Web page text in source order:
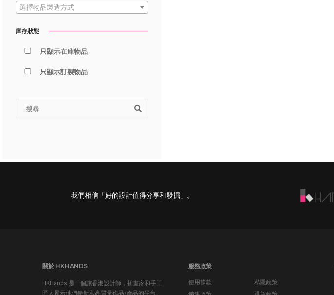
選擇物品製造方式
庫存狀態
只顯示在庫物品
只顯示訂製物品
我們相信「好的設計值得分享和發掘」。
關於 HKHANDS
HKHands 是一個讓香港設計師，插畫家和手工
匠人展示他們嶄新和高質量作品/產品的平台。
服務政策
使用條款
私隱政策